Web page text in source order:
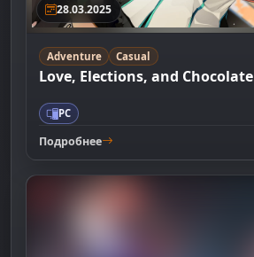
28.03.2025
Adventure Casual
Love, Elections, and Chocolate
PC
Подробнее